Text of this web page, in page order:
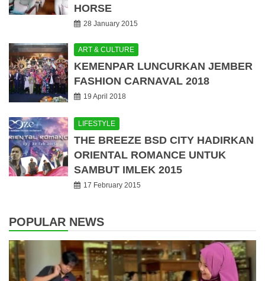
HORSE
28 January 2015
ART & CULTURE
KEMENPAR LUNCURKAN JEMBER
FASHION CARNAVAL 2018
19 April 2018
LIFESTYLE
THE BREEZE BSD CITY HADIRKAN
ORIENTAL ROMANCE UNTUK
SAMBUT IMLEK 2015
17 February 2015
POPULAR NEWS